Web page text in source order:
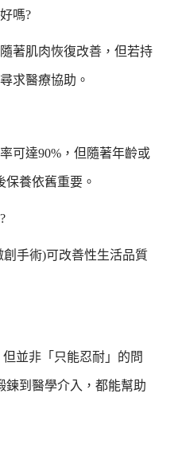
嗎?
著肌肉恢復改善，但若持
求醫療協助。
可達90%，但隨著年齡或
養依舊重要。
手術)可改善性生活品質
並非「只能忍耐」的問
鍊到醫學介入，都能幫助